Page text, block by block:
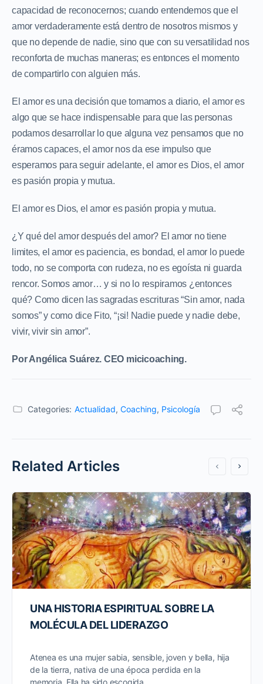
capacidad de reconocernos; cuando entendemos que el
amor verdaderamente está dentro de nosotros mismos y
que no depende de nadie, sino que con su versatilidad nos
reconforta de muchas maneras; es entonces el momento
de compartirlo con alguien más.
El amor es una decisión que tomamos a diario, el amor es
algo que se hace indispensable para que las personas
podamos desarrollar lo que alguna vez pensamos que no
éramos capaces, el amor nos da ese impulso que
esperamos para seguir adelante, el amor es Dios, el amor
es pasión propia y mutua.
El amor es Dios, el amor es pasión propia y mutua.
¿Y qué del amor después del amor? El amor no tiene
limites, el amor es paciencia, es bondad, el amor lo puede
todo, no se comporta con rudeza, no es egoísta ni guarda
rencor. Somos amor… y si no lo respiramos ¿entonces
qué? Como dicen las sagradas escrituras “Sin amor, nada
somos” y como dice Fito, “¡si! Nadie puede y nadie debe,
vivir, vivir sin amor”.
Por Angélica Suárez. CEO micicoaching.
Categories: Actualidad, Coaching, Psicología
Related Articles
UNA HISTORIA ESPIRITUAL SOBRE LA
MOLÉCULA DEL LIDERAZGO
Atenea es una mujer sabia, sensible, joven y bella, hija
de la tierra, nativa de una época perdida en la